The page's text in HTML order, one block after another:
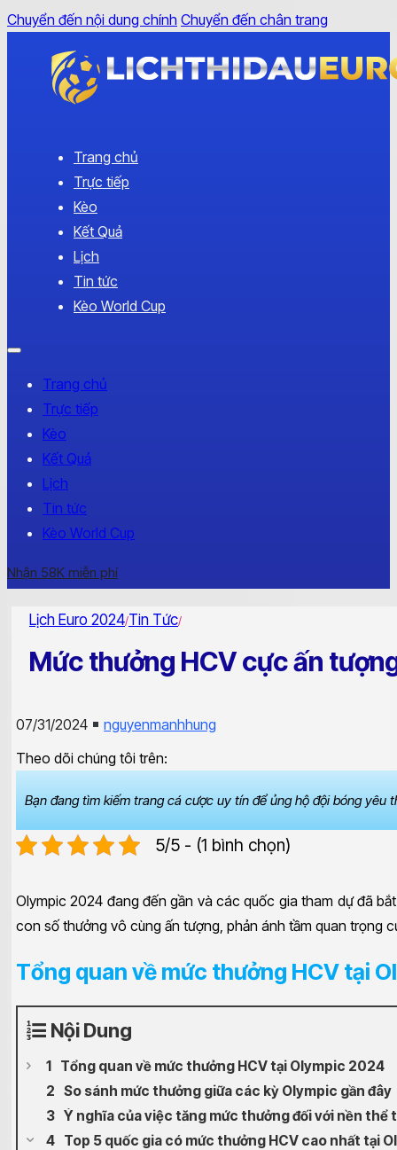
Chuyển đến nội dung chính Chuyển đến chân trang
Trang chủ
Trực tiếp
Kèo
Kết Quả
Lịch
Tin tức
Kèo World Cup
Trang chủ
Trực tiếp
Kèo
Kết Quả
Lịch
Tin tức
Kèo World Cup
Nhận 58K miễn phí
Lịch Euro 2024/Tin Tức/
Mức thưởng HCV cực ấn
07/31/2024
nguyenmanhhung
Theo dõi chúng tôi trên:
Bạn đang tìm kiếm trang cá cược uy tín để ủng hộ đội bóng
5/5 - (1 bình chọn)
Olympic 2024 đang đến gần và các quốc gia tham dự đã
con số thưởng vô cùng ấn tượng, phản ánh tầm quan trọng
Tổng quan về mức thưởng HCV tại
Nội Dung
Tổng quan về mức thưởng HCV tại Olympic 2024
So sánh mức thưởng giữa các kỳ Olympic gần đây
Ý nghĩa của việc tăng mức thưởng đối với nền thể
Top 5 quốc gia có mức thưởng HCV cao nhất tại